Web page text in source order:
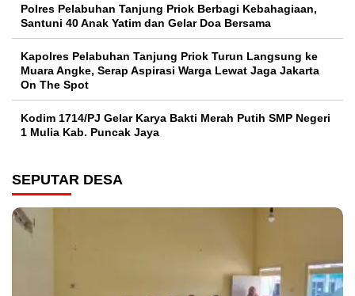
Polres Pelabuhan Tanjung Priok Berbagi Kebahagiaan,
Santuni 40 Anak Yatim dan Gelar Doa Bersama
Kapolres Pelabuhan Tanjung Priok Turun Langsung ke
Muara Angke, Serap Aspirasi Warga Lewat Jaga Jakarta
On The Spot
Kodim 1714/PJ Gelar Karya Bakti Merah Putih SMP Negeri
1 Mulia Kab. Puncak Jaya
SEPUTAR DESA